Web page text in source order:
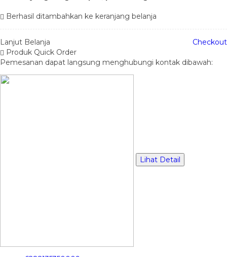
Berhasil ditambahkan ke keranjang belanja
Lanjut Belanja
Checkout
Produk Quick Order
Pemesanan dapat langsung menghubungi kontak dibawah:
Lihat Detail